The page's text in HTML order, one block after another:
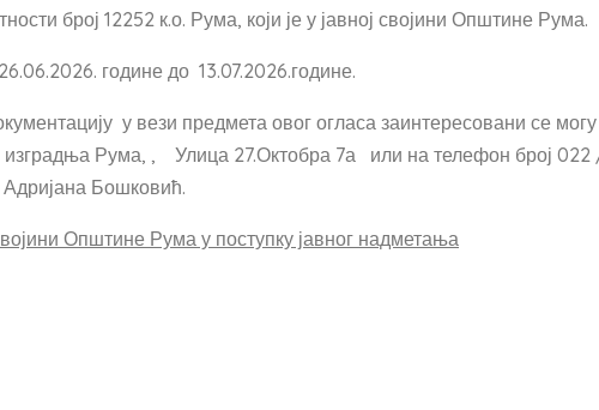
број 12252 к.о. Рума, који је у јавној својини Општине Рума.
године до 13.07.2026.године.
у вези предмета овог огласа заинтересовани се
изградња Рума, , Улица 27.Октобра 7а или на телефон број
Бошковић.
Општине Рума у поступку јавног надметања